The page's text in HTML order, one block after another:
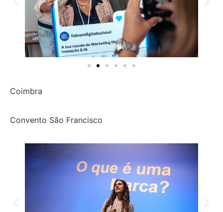
Coimbra
Convento São Francisco